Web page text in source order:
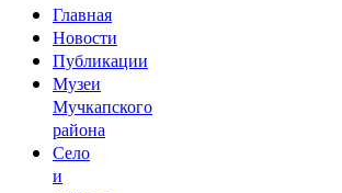
Главная
Новости
Публикации
Музеи
Мучкапского
района
Село
и